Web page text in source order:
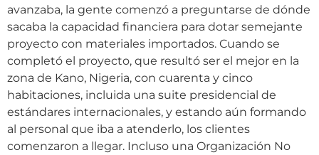
avanzaba, la gente comenzó a preguntarse de dónde
sacaba la capacidad financiera para dotar semejante
proyecto con materiales importados. Cuando se
completó el proyecto, que resultó ser el mejor en la
zona de Kano, Nigeria, con cuarenta y cinco
habitaciones, incluida una suite presidencial de
estándares internacionales, y estando aún formando
al personal que iba a atenderlo, los clientes
comenzaron a llegar. Incluso una Organización No